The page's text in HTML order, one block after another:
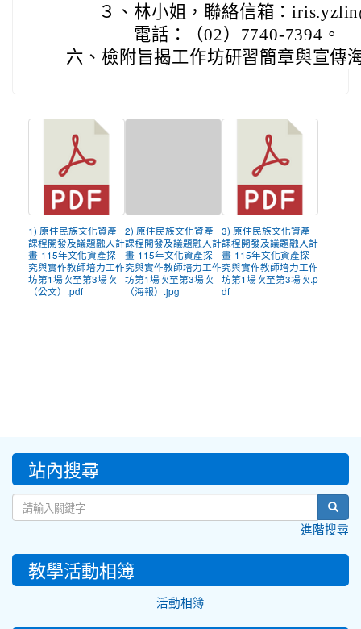
３、 林小姐，聯絡信箱：
電話：（02）7740-7394。
六、 檢附旨揭工作坊研習簡章與宣傳
1) 原住民族文化資產
課程開發及議題融入計
畫-115年文化資產探
究與實作教師培力工作
坊第1場次至第3場次
（公文）.pdf
2) 原住民族文化資產
課程開發及議題融入計
畫-115年文化資產探
究與實作教師培力工作
坊第1場次至第3場次
（海報）.jpg
3) 原住民族文化資產
課程開發及議題融入計
畫-115年文化資產探
究與實作教師培力工作
坊第1場次至第3場次.p
df
::: 站內搜尋
進階搜尋
教學活動相簿
活動相簿